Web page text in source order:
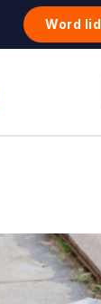
Word lid